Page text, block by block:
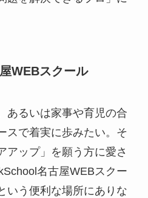
WEBスクール
あるいは家事や育児の合
スで着実に歩みたい。そ
アップ」を願う方に愛さ
名古屋WEBスクー
いう便利な場所にありな